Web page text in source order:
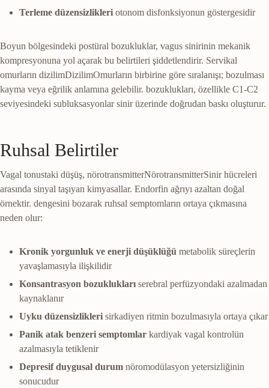
Terleme düzensizlikleri otonom disfonksiyonun göstergesidir
Boyun bölgesindeki postüral bozukluklar, vagus sinirinin mekanik
kompresyonuna yol açarak bu belirtileri şiddetlendirir. Servikal
omurların dizilimDizilimOmurların birbirine göre sıralanışı; bozulması
kayma veya eğrilik anlamına gelebilir. bozuklukları, özellikle C1-C2
seviyesindeki subluksasyonlar sinir üzerinde doğrudan baskı oluşturur.
Ruhsal Belirtiler
Vagal tonustaki düşüş, nörotransmitterNörotransmitterSinir hücreleri
arasında sinyal taşıyan kimyasallar. Endorfin ağrıyı azaltan doğal
örnektir. dengesini bozarak ruhsal semptomların ortaya çıkmasına
neden olur:
Kronik yorgunluk ve enerji düşüklüğü metabolik süreçlerin
yavaşlamasıyla ilişkilidir
Konsantrasyon bozuklukları serebral perfüzyondaki azalmadan
kaynaklanır
Uyku düzensizlikleri sirkadiyen ritmin bozulmasıyla ortaya çıkar
Panik atak benzeri semptomlar kardiyak vagal kontrolün
azalmasıyla tetiklenir
Depresif duygusal durum nöromodülasyon yetersizliğinin
sonucudur